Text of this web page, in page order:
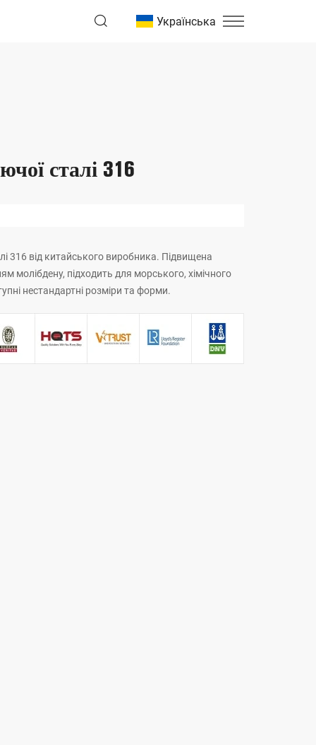
Українська
сталі 316
316 від китайського виробника. Підвищена
молібдену, підходить для морського, хімічного
нестандартні розміри та форми.